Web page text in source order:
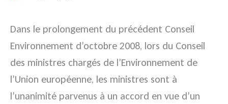
Dans le prolongement du précédent Conseil
Environnement d’octobre 2008, lors du Conseil
des ministres chargés de l’Environnement de
l’Union européenne, les ministres sont à
l’unanimité parvenus à un accord en vue d’un